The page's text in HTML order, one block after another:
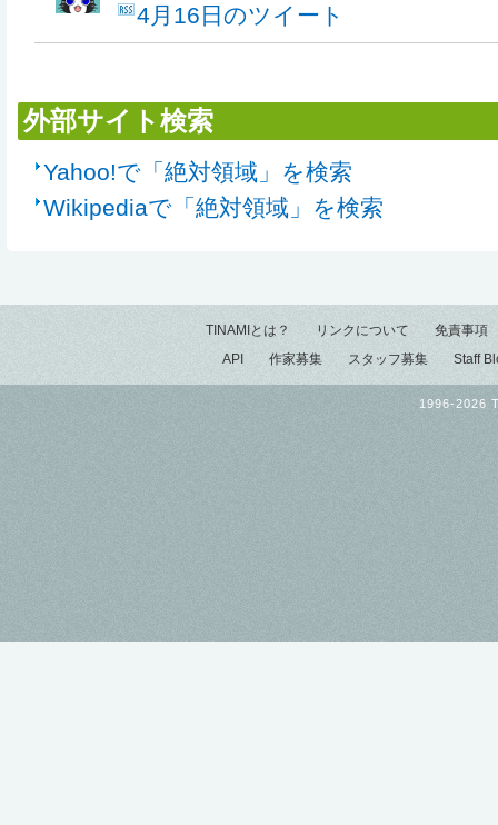
4月16日のツイート
外部サイト検索
Yahoo!で「絶対領域」を検索
Wikipediaで「絶対領域」を検索
TINAMIとは？ リンクについて
免責事項
API
作家募集 スタッフ募集 Staff
1996-2026